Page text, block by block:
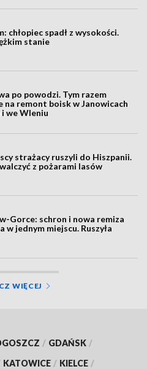
chłopiec spadł z wysokości.
stanie
po powodzi. Tym razem
na remont boisk w Janowicach
we Wleniu
strażacy ruszyli do Hiszpanii.
z pożarami lasów
Gorce: schron i nowa remiza
w jednym miejscu. Ruszyła
WIĘCEJ
/ GDAŃSK /
KATOWICE / KIELCE /